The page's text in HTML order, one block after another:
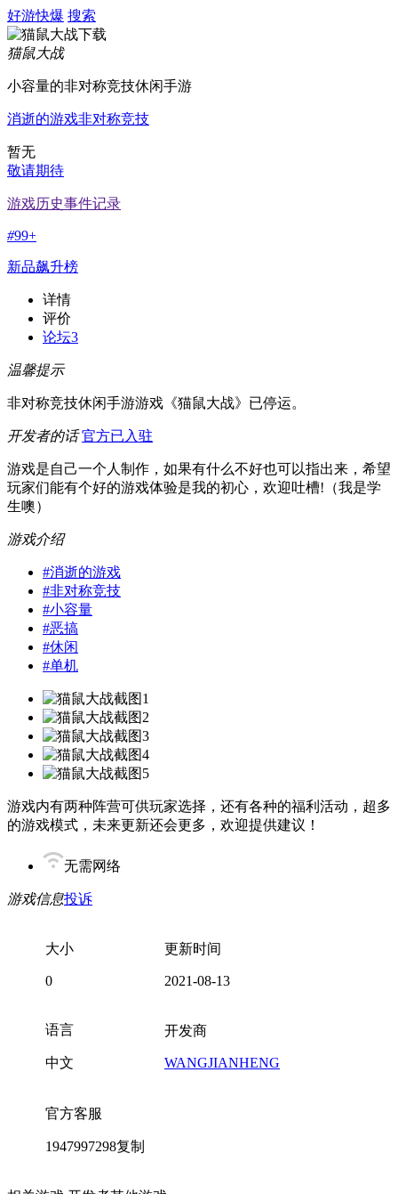
好游快爆 搜索
猫鼠大战
小容量的非对称竞技休闲手游
消逝的游戏非对称竞技
暂无
敬请期待
游戏历史事件记录
#99+
新品飙升榜
详情
评价
论坛3
温馨提示
非对称竞技休闲手游游戏《猫鼠大战》已停运。
开发者的话 官方已入驻
游戏是自己一个人制作，如果有什么不好也可以指出来，希望
玩家们能有个好的游戏体验是我的初心，欢迎吐槽!（我是学
生噢）
游戏介绍
#消逝的游戏
#非对称竞技
#小容量
#恶搞
#休闲
#单机
游戏内有两种阵营可供玩家选择，还有各种的福利活动，超多
的游戏模式，未来更新还会更多，欢迎提供建议！
无需网络
游戏信息投诉
大小
0
更新时间
2021-08-13
语言
中文
开发商
WANGJIANHENG
官方客服
1947997298复制